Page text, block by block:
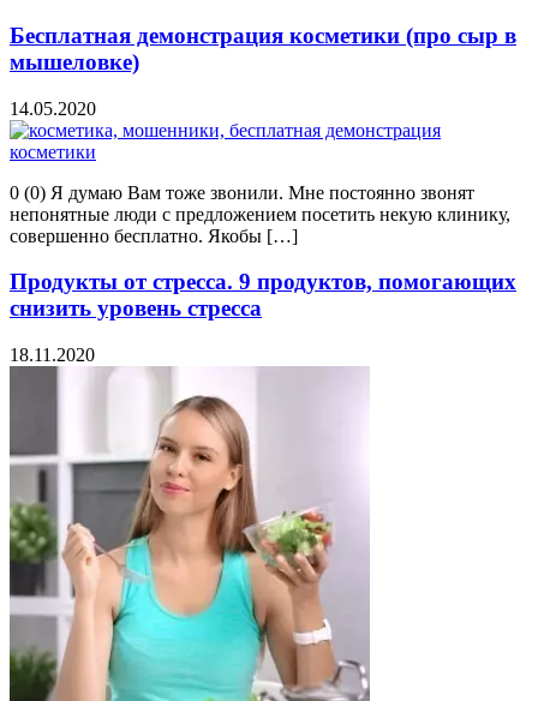
Бесплатная демонстрация косметики (про сыр в
мышеловке)
14.05.2020
0 (0) Я думаю Вам тоже звонили. Мне постоянно звонят
непонятные люди с предложением посетить некую клинику,
совершенно бесплатно. Якобы […]
Продукты от стресса. 9 продуктов, помогающих
снизить уровень стресса
18.11.2020